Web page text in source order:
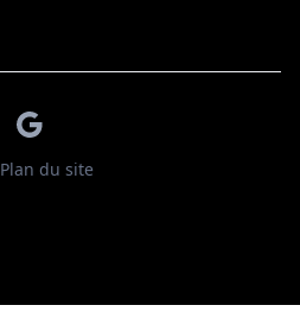
Plan du site